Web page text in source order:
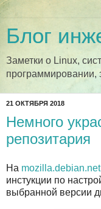
Блог
Заметки о Linux,
программировании,
21 ОКТЯБРЯ 2018
Немного
репозитария
На mozilla.debian.net
инстукции по
выбранной версии